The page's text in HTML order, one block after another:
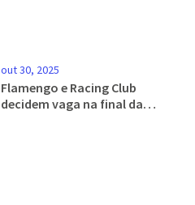
out 30, 2025
Flamengo e Racing Club
decidem vaga na final da